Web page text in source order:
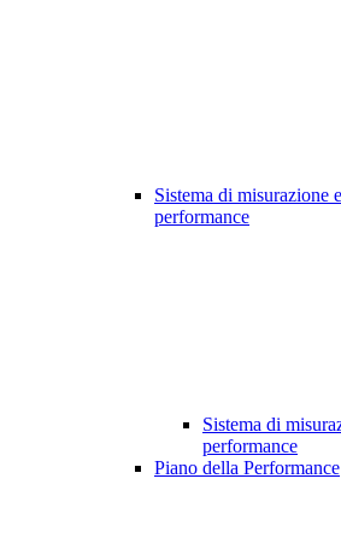
Sistema di misurazione
performance
Sistema di
performance
Piano della Performance